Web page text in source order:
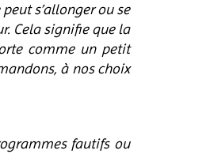
s’allonger ou se
Cela signifie que la
comme un petit
à nos choix
fautifs ou